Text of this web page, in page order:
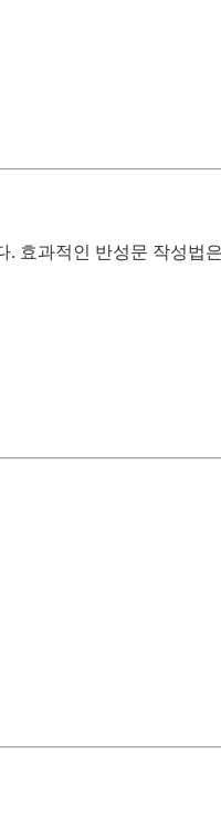
효과적인 반성문 작성법